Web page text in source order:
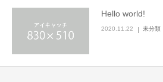
Hello world!
2020.11.22 未分類